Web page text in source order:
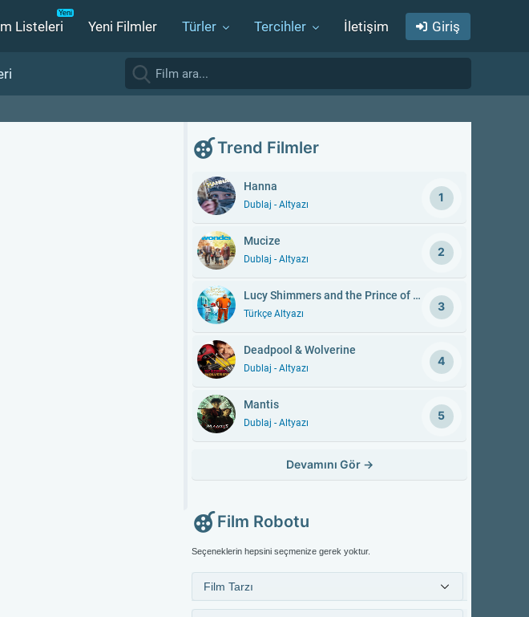
Listeleri Yeni Filmler Türler Tercihler İletişim Giriş
Trend Filmler
Hanna
Dublaj - Altyazı
1
Mucize
Dublaj - Altyazı
2
Lucy Shimmers and the Prince of Peace
Türkçe Altyazı
3
Deadpool & Wolverine
Dublaj - Altyazı
4
Mantis
Dublaj - Altyazı
5
Devamını Gör →
Film Robotu
Seçeneklerin hepsini seçmenize gerek yoktur.